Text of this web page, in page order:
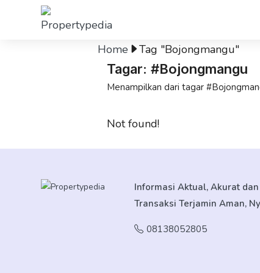
Home Tag "Bojongmangu"
Tagar: #Bojongmangu
Menampilkan dari tagar
Not found!
Informasi Aktual, Akurat
Transaksi Terjamin Aman,
08138052805